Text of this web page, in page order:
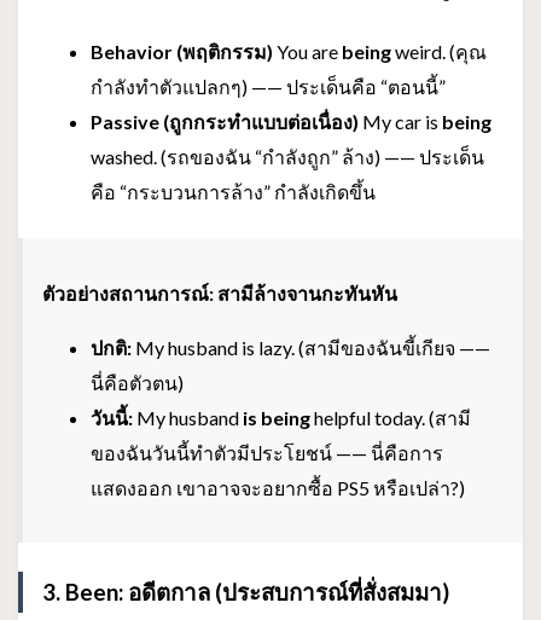
Behavior (พฤติกรรม) You are beingweird. (คุณ
กำลังทำตัวแปลกๆ) —— ประเด็นคือ “ตอนนี้”
Passive (ถูกกระทำแบบต่อเนื่อง) My car is being
washed. (รถของฉัน “กำลังถูก” ล้าง) —— ประเด็น
คือ “กระบวนการล้าง” กำลังเกิดขึ้น
ตัวอย่างสถานการณ์: สามีล้างจานกะทันหัน
ปกติ: My husband is lazy. (สามีของฉันขี้เกียจ ——
นี่คือตัวตน)
วันนี้: My husband is beinghelpful today. (สามี
ของฉันวันนี้ทำตัวมีประโยชน์ —— นี่คือการ
แสดงออก เขาอาจจะอยากซื้อ PS5 หรือเปล่า?)
3. Been: อดีตกาล (ประสบการณ์ที่สั่งสมมา)